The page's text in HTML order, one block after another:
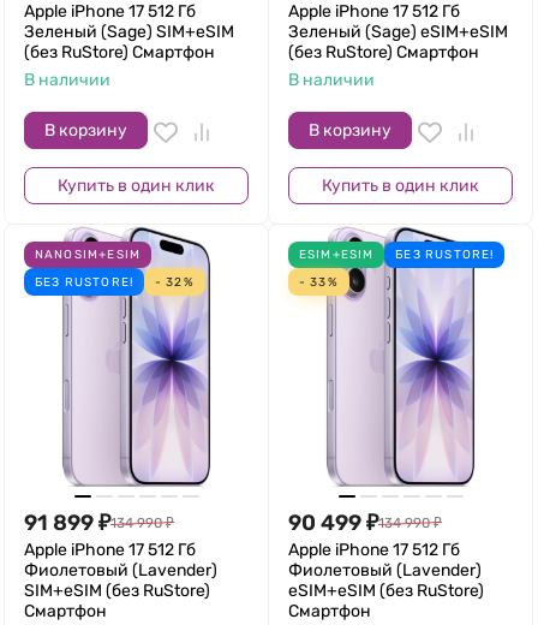
Apple iPhone 17 512 Гб
Зеленый (Sage) SIM+eSIM
(без RuStore) Смартфон
В наличии
В корзину
Купить в один клик
Apple iPhone 17 512 Гб
Зеленый (Sage) eSIM+eSIM
(без RuStore) Смартфон
В наличии
В корзину
Купить в один клик
NANOSIM+ESIM
БЕЗ RUSTORE!
- 32%
91 899₽134 990 ₽
Apple iPhone 17 512 Гб
Фиолетовый (Lavender)
SIM+eSIM (без RuStore)
Смартфон
ESIM+ESIM
БЕЗ RUSTORE!
- 33%
90 499₽134 990 ₽
Apple iPhone 17 512 Гб
Фиолетовый (Lavender)
eSIM+eSIM (без RuStore)
Смартфон